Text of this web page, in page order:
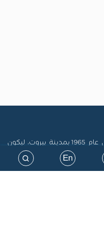
En
تأسس مركز الأبحاث الفلسطيني في عام 1965 بمدينة بيروت، ليكون
الذاكرة الفلسطينية
التي تسهم في تشكيل